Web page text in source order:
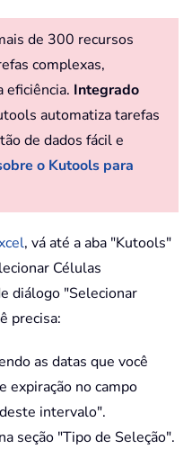
de 300 recursos
complexas,
eficiência. Integrado
automatiza tarefas
de dados fácil e
o Kutools para
, vá até a aba "Kutools"
Células
diálogo "Selecionar
precisa:
as datas que você
expiração no campo
intervalo".
seção "Tipo de Seleção".